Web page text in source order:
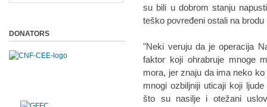
su bili u dobrom stanju
teško povređeni ostali na
"Neki veruju da je operacija
faktor koji ohrabruje mnoge
mora, jer znaju da ima neko
mnogi ozbiljniji uticaji koji
što su nasilje i otežani
DONATORS